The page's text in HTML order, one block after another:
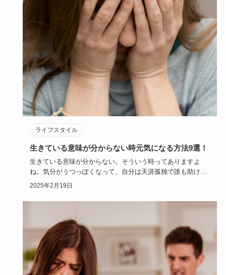
ライフスタイル
生きている意味が分からない時元気になる方法9選！
生きている意味が分からない。そういう時ってありますよ
ね。気分がうつっぽくなって、自分は天涯孤独で誰も助けて
くれないような気…
2025年2月19日